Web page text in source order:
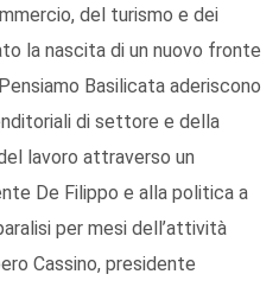
del turismo e dei
la nascita di un nuovo fronte
Basilicata aderiscono
di settore e della
lavoro attraverso un
De Filippo e alla politica a
per mesi dell’attività
Cassino, presidente